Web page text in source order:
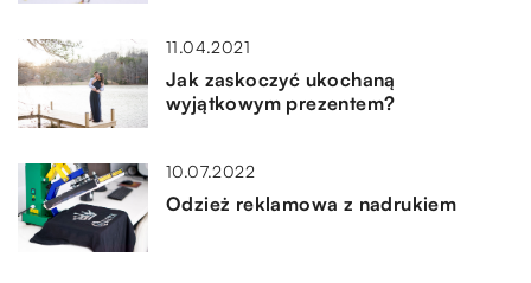
11.04.2021
Jak zaskoczyć ukochaną
wyjątkowym prezentem?
10.07.2022
Odzież reklamowa z nadrukiem